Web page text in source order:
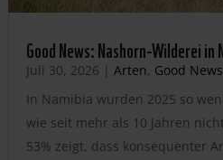
Good News: Nashorn-Wilderei
Juli 30, 2026 | Arten, Good News
In Namibia wurden 2025 so
wie seit mehr als 10 Jahren
53% zeigt, dass konsequenter